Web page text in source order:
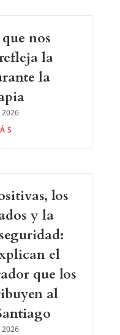
nos
la
la
los
y la
el
que los
al